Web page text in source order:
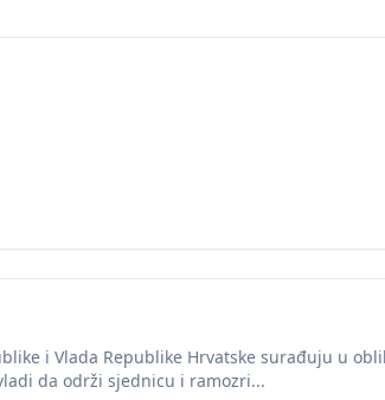
i Vlada Republike Hrvatske surađuju u
da održi sjednicu i ramozri...